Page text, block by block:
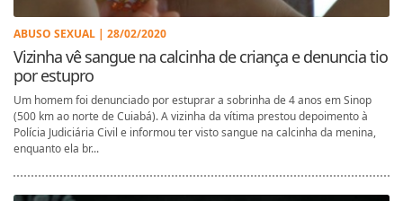
ABUSO SEXUAL | 28/02/2020
Vizinha vê sangue na calcinha de criança e denuncia tio
por estupro
Um homem foi denunciado por estuprar a sobrinha de 4 anos em Sinop
(500 km ao norte de Cuiabá). A vizinha da vítima prestou depoimento à
Polícia Judiciária Civil e informou ter visto sangue na calcinha da menina,
enquanto ela br...